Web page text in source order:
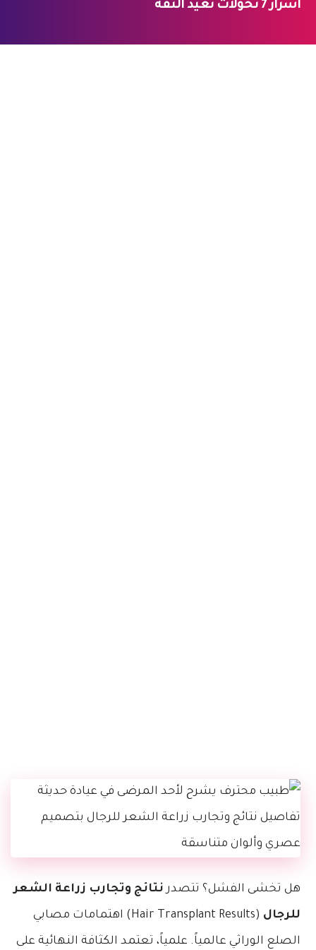
أسرار 7 تحولات تعيد الثقة
هل تخشى الفشل؟ تتصدرنتائج وتجارب زراعة الشعر
للرجال (Hair Transplant Results) اهتمامات مصابي
الصلع الوراثي عالمياً. علمياً، تعتمد الكثافة النهائية على